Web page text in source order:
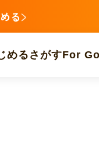
る
める さがすFor